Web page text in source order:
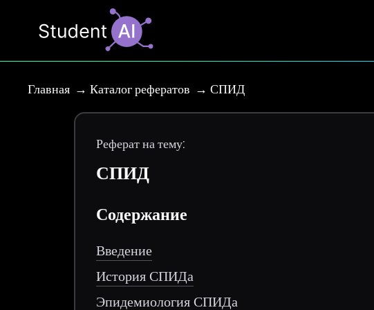
Главная Каталог рефератов СПИД
Реферат на тему:
СПИД
Содержание
Введение
История СПИДа
Эпидемиология СПИДа